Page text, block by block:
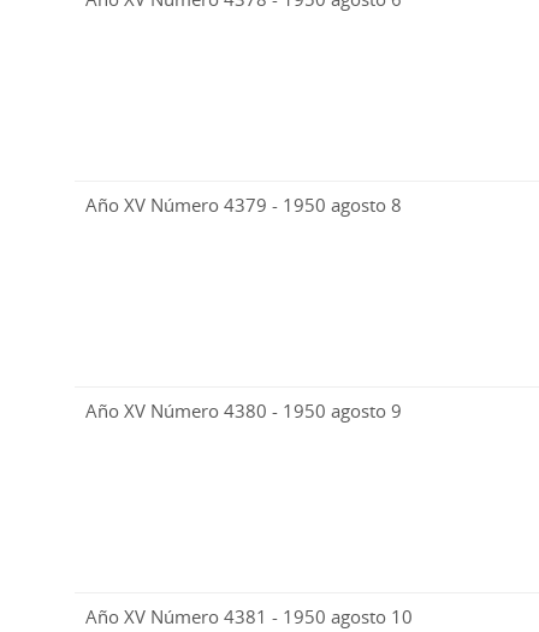
Año XV Número 4379 - 1950 agosto 8
Año XV Número 4380 - 1950 agosto 9
Año XV Número 4381 - 1950 agosto 10